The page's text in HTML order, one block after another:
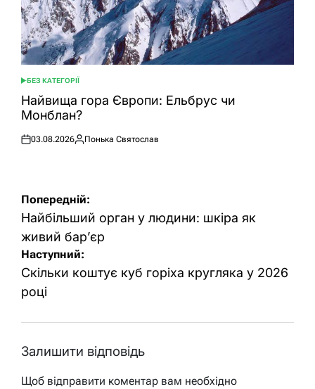
ОПУБЛІКУВАТИ
У
БЕЗ КАТЕГОРІЇ
Найвища гора Європи: Ельбрус чи
Монблан?
Оприлюднено
03.08.2026
Опубліковано
Понька Святослав
Навігація
записів
Попередній:
Найбільший орган у людини: шкіра як
живий бар’єр
Наступний:
Скільки коштує куб горіха кругляка у 2026
році
Залишити відповідь
Щоб відправити коментар вам необхідно